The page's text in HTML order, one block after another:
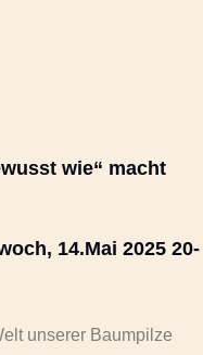
wie“ macht
14.Mai 2025 20-
unserer Baumpilze